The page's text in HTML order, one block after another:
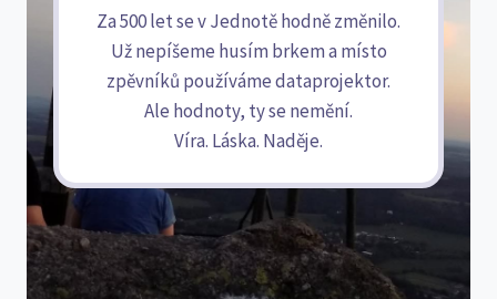
Za 500 let se v Jednotě hodně změnilo.
Už nepíšeme husím brkem a místo
zpěvníků používáme dataprojektor.
Ale hodnoty, ty se nemění.
Víra. Láska. Naděje.